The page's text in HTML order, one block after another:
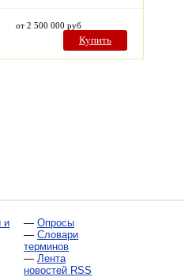
от 2 500 000 руб
Купить
и
— Опросы
— Словари
терминов
— Лента
новостей RSS